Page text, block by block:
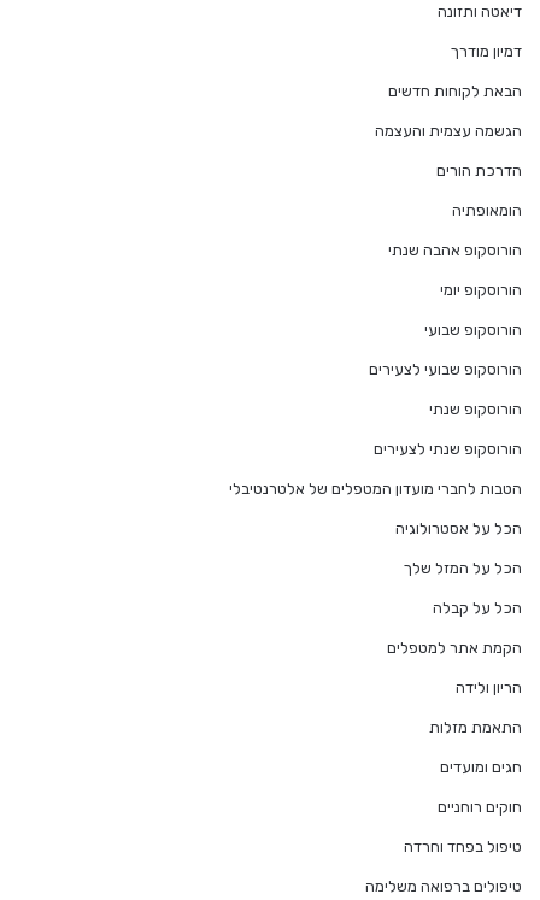
דיאטה ותזונה
דמיון מודרך
הבאת לקוחות חדשים
הגשמה עצמית והעצמה
הדרכת הורים
הומאופתיה
הורוסקופ אהבה שנתי
הורוסקופ יומי
הורוסקופ שבועי
הורוסקופ שבועי לצעירים
הורוסקופ שנתי
הורוסקופ שנתי לצעירים
הטבות לחברי מועדון המטפלים של אלטרנטיבלי
הכל על אסטרולוגיה
הכל על המזל שלך
הכל על קבלה
הקמת אתר למטפלים
הריון ולידה
התאמת מזלות
חגים ומועדים
חוקים רוחניים
טיפול בפחד וחרדה
טיפולים ברפואה משלימה